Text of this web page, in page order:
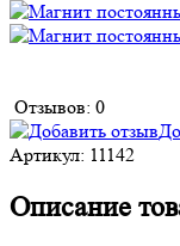
Отзывов: 0
Артикул: 11142
Описание